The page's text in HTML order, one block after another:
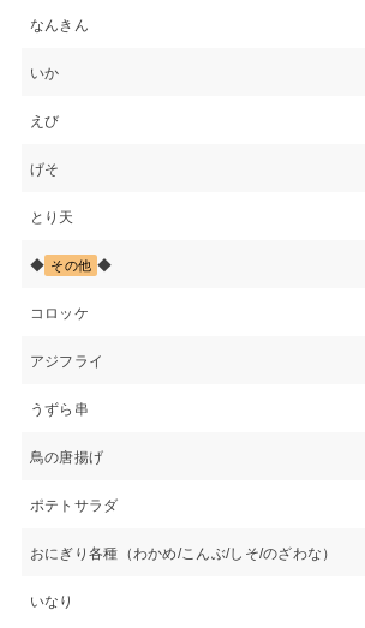
なんきん
いか
えび
げそ
とり天
◆ その他 ◆
コロッケ
アジフライ
うずら串
鳥の唐揚げ
ポテトサラダ
おにぎり各種（わかめ/こんぶ/しそ/のざわな）
いなり